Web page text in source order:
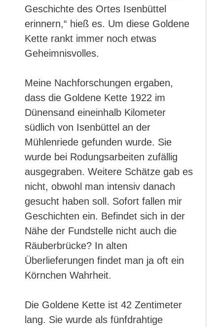
Geschichte des Ortes Isenbüttel
erinnern,“ hieß es. Um diese Goldene
Kette rankt immer noch etwas
Geheimnisvolles.
Meine Nachforschungen ergaben,
dass die Goldene Kette 1922 im
Dünensand eineinhalb Kilometer
südlich von Isenbüttel an der
Mühlenriede gefunden wurde. Sie
wurde bei Rodungsarbeiten zufällig
ausgegraben. Weitere Schätze gab es
nicht, obwohl man intensiv danach
gesucht haben soll. Sofort fallen mir
Geschichten ein. Befindet sich in der
Nähe der Fundstelle nicht auch die
Räuberbrücke? In alten
Überlieferungen findet man ja oft ein
Körnchen Wahrheit.
Die Goldene Kette ist 42 Zentimeter
lang. Sie wurde als fünfdrahtige